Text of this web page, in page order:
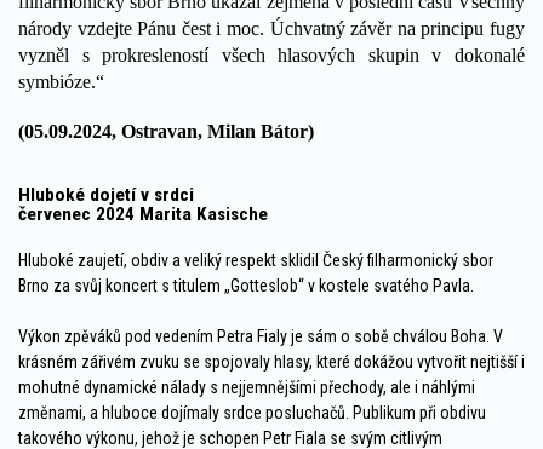
národy vzdejte Pánu čest i moc. Úchvatný závěr na principu fugy
vyzněl s prokresleností všech hlasových skupin v dokonalé
symbióze.“
(05.09.2024, Ostravan, Milan Bátor)
Hluboké dojetí v srdci
červenec 2024 Marita Kasische
Hluboké zaujetí, obdiv a veliký respekt sklidil Český filharmonický sbor
Brno za svůj koncert s titulem „Gotteslob“ v kostele svatého Pavla.
Výkon zpěváků pod vedením Petra Fialy je sám o sobě chválou Boha. V
krásném zářivém zvuku se spojovaly hlasy, které dokážou vytvořit nejtišší i
mohutné dynamické nálady s nejjemnějšími přechody, ale i náhlými
změnami, a hluboce dojímaly srdce posluchačů. Publikum při obdivu
takového výkonu, jehož je schopen Petr Fiala se svým citlivým